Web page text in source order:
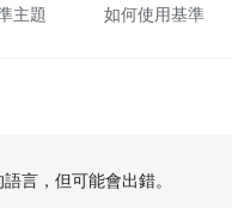
主題 如何使用基準
言，但可能會出錯。